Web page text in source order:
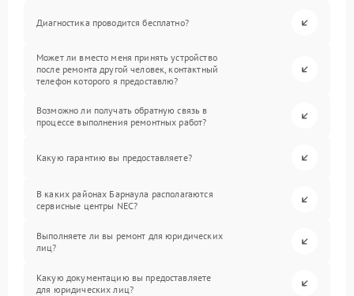
Диагностика проводится бесплатно?
Может ли вместо меня принять устройство
после ремонта другой человек, контактный
телефон которого я предоставлю?
Возможно ли получать обратную связь в
процессе выполнения ремонтных работ?
Какую гарантию вы предоставляете?
В каких районах Барнаула располагаются
сервисные центры NEC?
Выполняете ли вы ремонт для юридических
лиц?
Какую документацию вы предоставляете
для юридических лиц?